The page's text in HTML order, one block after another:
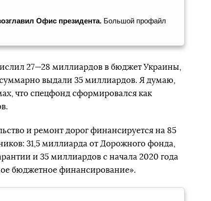
Офис президента. Большой профайл
27—28 миллиардов в бюджет Украины,
выдали 35 миллиардов. Я думаю,
что спецфонд сформировался как
и ремонт дорог финансируется на 85
31,5 миллиарда от Дорожного фонда,
и 35 миллиардов с начала 2020 года
бюджетное финансирование».